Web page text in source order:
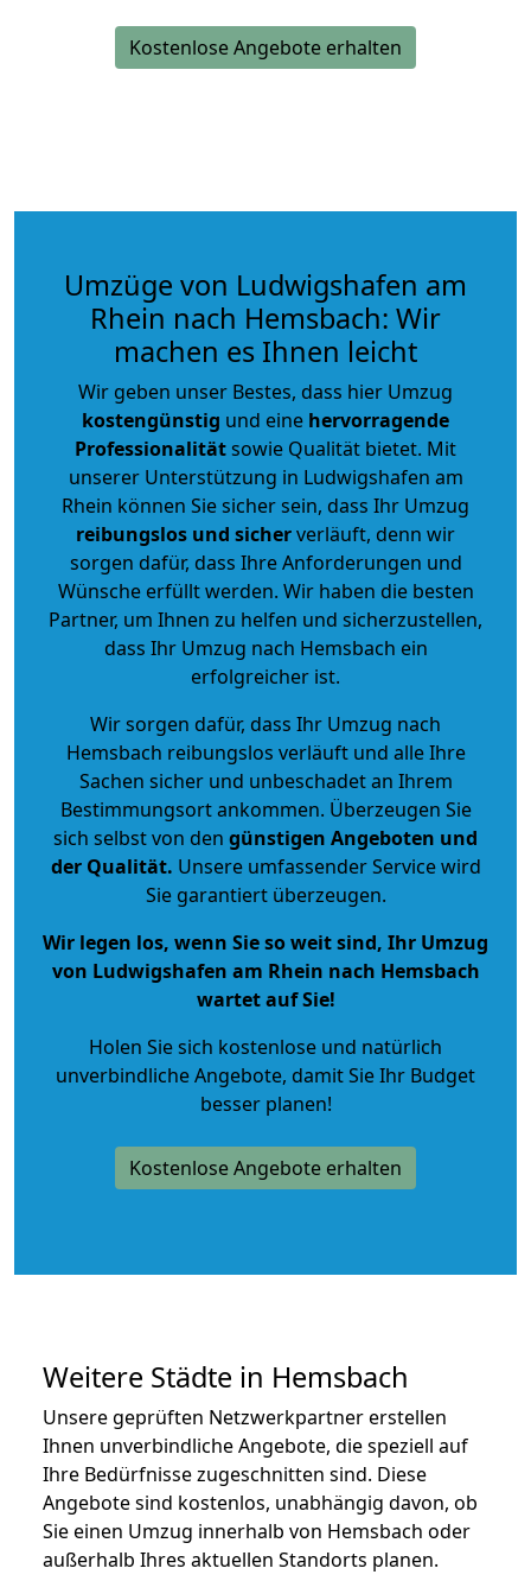
Kostenlose Angebote erhalten
Umzüge von Ludwigshafen am
Rhein nach Hemsbach: Wir
machen es Ihnen leicht
Wir geben unser Bestes, dass hier Umzug
kostengünstig und eine hervorragende
Professionalitätsowie Qualität bietet. Mit
unserer Unterstützung in Ludwigshafen am
Rhein können Sie sicher sein, dass Ihr Umzug
reibungslos und sicherverläuft, denn wir
sorgen dafür, dass Ihre Anforderungen und
Wünsche erfüllt werden. Wir haben die besten
Partner, um Ihnen zu helfen und sicherzustellen,
dass Ihr Umzug nach Hemsbach ein
erfolgreicher ist.
Wir sorgen dafür, dass Ihr Umzug nach
Hemsbach reibungslos verläuft und alle Ihre
Sachen sicher und unbeschadet an Ihrem
Bestimmungsort ankommen. Überzeugen Sie
sich selbst von den günstigen Angeboten und
der Qualität. Unsere umfassender Service wird
Sie garantiert überzeugen.
Wir legen los, wenn Sie so weit sind, Ihr Umzug
von Ludwigshafen am Rhein nach Hemsbach
wartet auf Sie!
Holen Sie sich kostenlose und natürlich
unverbindliche Angebote, damit Sie Ihr Budget
besser planen!
Kostenlose Angebote erhalten
Weitere Städte in Hemsbach
Unsere geprüften Netzwerkpartner erstellen
Ihnen unverbindliche Angebote, die speziell auf
Ihre Bedürfnisse zugeschnitten sind. Diese
Angebote sind kostenlos, unabhängig davon, ob
Sie einen Umzug innerhalb von Hemsbach oder
außerhalb Ihres aktuellen Standorts planen.